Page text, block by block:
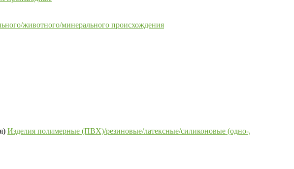
животного/минерального происхождения
Изделия полимерные (ПВХ)/резиновые/латексные/силиконовые (одно-,